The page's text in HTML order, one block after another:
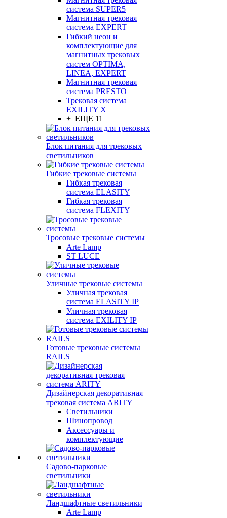
система SUPER5
Магнитная трековая
система EXPERT
Гибкий неон и
комплектующие для
магнитных трековых
систем OPTIMA,
LINEA, EXPERT
Магнитная трековая
система PRESTO
Трековая система
EXILITY X
+ ЕЩЕ 11
Блок питания для трековых
светильников
Гибкие трековые системы
Гибкая трековая
система ELASITY
Гибкая трековая
система FLEXITY
Тросовые трековые системы
Arte Lamp
ST LUCE
Уличные трековые системы
Уличная трековая
система ELASITY IP
Уличная трековая
система EXILITY IP
Готовые трековые системы
RAILS
Дизайнерская декоративная
трековая система ARITY
Светильники
Шинопровод
Аксессуары и
комплектующие
Садово-парковые
светильники
Ландшафтные светильники
Arte Lamp